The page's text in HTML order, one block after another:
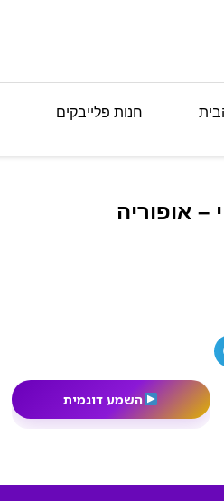
חנות פלייבקים
– אופוריה
השמע דוגמית